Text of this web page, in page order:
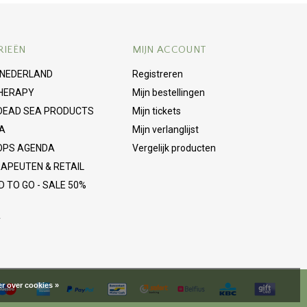
SEA PRODUCTS
AGENDA
& RETAIL
TO GO - SALE 50%
MIJN ACCOUNT
Registreren
Mijn bestellingen
Mijn tickets
Mijn verlanglijst
Vergelijk producten
over cookies »